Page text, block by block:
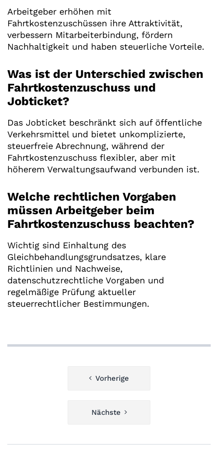
Arbeitgeber erhöhen mit
Fahrtkostenzuschüssen ihre Attraktivität,
verbessern Mitarbeiterbindung, fördern
Nachhaltigkeit und haben steuerliche Vorteile.
Was ist der Unterschied zwischen
Fahrtkostenzuschuss und
Jobticket?
Das Jobticket beschränkt sich auf öffentliche
Verkehrsmittel und bietet unkomplizierte,
steuerfreie Abrechnung, während der
Fahrtkostenzuschuss flexibler, aber mit
höherem Verwaltungsaufwand verbunden ist.
Welche rechtlichen Vorgaben
müssen Arbeitgeber beim
Fahrtkostenzuschuss beachten?
Wichtig sind Einhaltung des
Gleichbehandlungsgrundsatzes, klare
Richtlinien und Nachweise,
datenschutzrechtliche Vorgaben und
regelmäßige Prüfung aktueller
steuerrechtlicher Bestimmungen.
Beitragsnavigation
Vorherige
Nächste